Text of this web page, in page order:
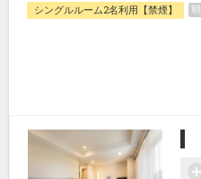
シングルルーム2名利用【禁煙】 朝